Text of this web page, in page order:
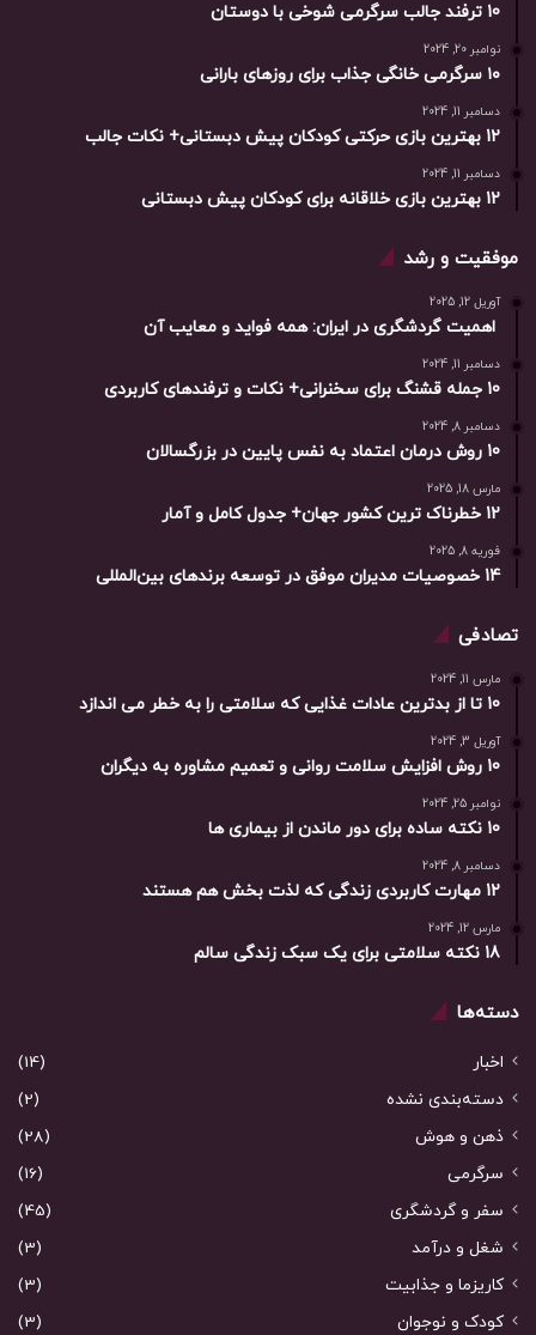
10 ترفند جالب سرگرمی شوخی با دوستان
نوامبر 20, 2024
۱۰ سرگرمی خانگی جذاب برای روزهای بارانی
دسامبر 11, 2024
12 بهترین بازی حرکتی کودکان پیش دبستانی+ نکات جالب
دسامبر 11, 2024
12 بهترین بازی خلاقانه برای کودکان پیش دبستانی
موفقیت و رشد
آوریل 12, 2025
اهمیت گردشگری در ایران: همه فواید و معایب آن
دسامبر 11, 2024
10 جمله قشنگ برای سخنرانی+ نکات و ترفندهای کاربردی
دسامبر 8, 2024
10 روش درمان اعتماد به نفس پایین در بزرگسالان
مارس 18, 2025
12 خطرناک ترین کشور جهان+ جدول کامل و آمار
فوریه 8, 2025
14 خصوصیات مدیران موفق در توسعه برندهای بین‌المللی
تصادفی
مارس 11, 2024
10 تا از بدترین عادات غذایی که سلامتی را به خطر می اندازد
آوریل 3, 2024
10 روش افزایش سلامت روانی و تعمیم مشاوره به دیگران
نوامبر 25, 2024
10 نکته ساده برای دور ماندن از بیماری ها
دسامبر 8, 2024
12 مهارت کاربردی زندگی که لذت بخش هم هستند
مارس 12, 2024
18 نکته سلامتی برای یک سبک زندگی سالم
دسته‌ها
اخبار
(14)
دسته‌بندی نشده
(2)
ذهن و هوش
(28)
سرگرمی
(16)
سفر و گردشگری
(45)
شغل و درآمد
(3)
کاریزما و جذابیت
(3)
کودک و نوجوان
(3)